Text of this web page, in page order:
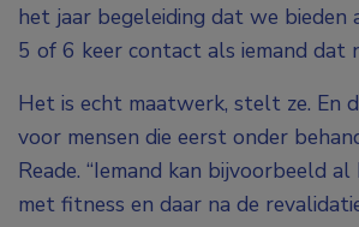
het jaar begeleiding dat we
5 of 6 keer contact als iemand dat
Het is echt maatwerk, stelt ze. En
voor mensen die eerst onder
Reade. “Iemand kan bijvoorbeeld
met fitness en daar na de